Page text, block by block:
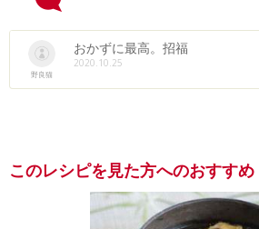
野良猫
おかずに最高。招福
2020.10.25
このレシピを見た方へのおすすめ